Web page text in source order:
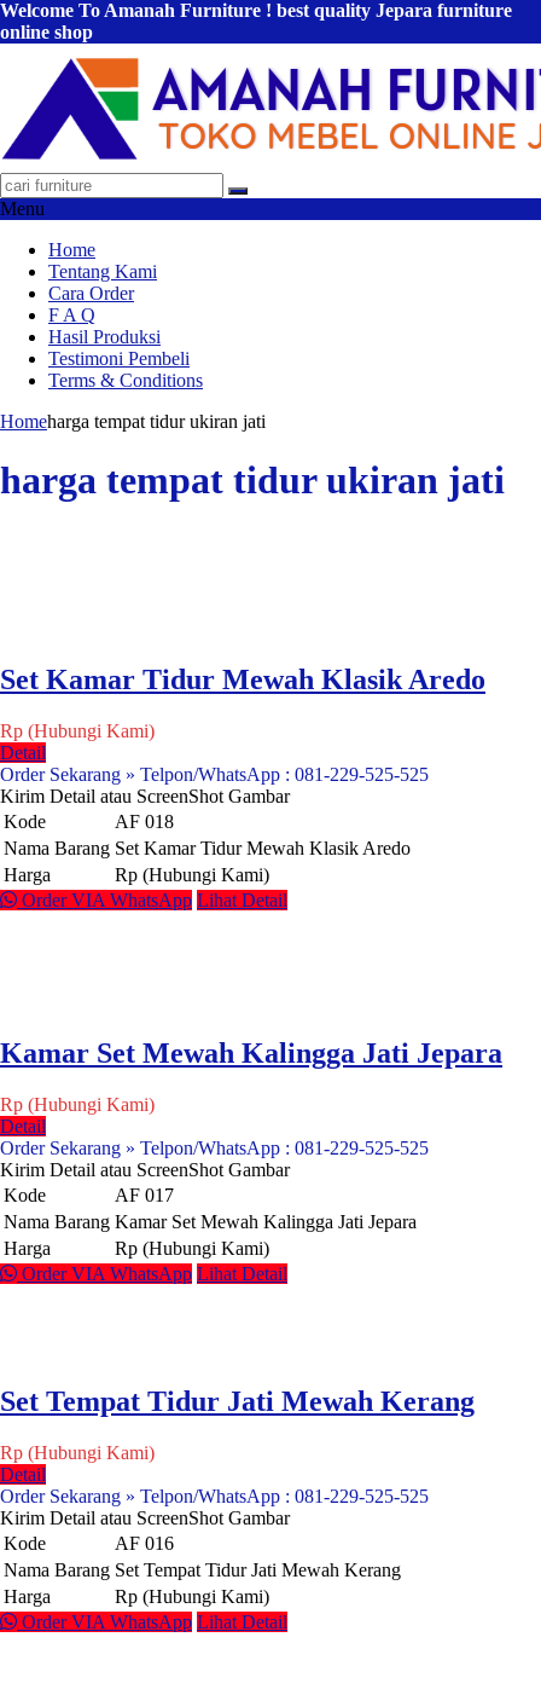
Welcome To Amanah Furniture ! best quality Jepara furniture
online shop
Menu
Home
Tentang Kami
Cara Order
F A Q
Hasil Produksi
Testimoni Pembeli
Terms & Conditions
Homeharga tempat tidur ukiran jati
harga tempat tidur ukiran jati
Set Kamar Tidur Mewah Klasik Aredo
Rp (Hubungi Kami)
Detail
Order Sekarang » Telpon/WhatsApp : 081-229-525-525
Kirim Detail atau ScreenShot Gambar
Kode
AF 018
Nama Barang Set Kamar Tidur Mewah Klasik Aredo
Harga
Rp (Hubungi Kami)
Order VIA WhatsApp Lihat Detail
Kamar Set Mewah Kalingga Jati Jepara
Rp (Hubungi Kami)
Detail
Order Sekarang » Telpon/WhatsApp : 081-229-525-525
Kirim Detail atau ScreenShot Gambar
Kode
AF 017
Nama Barang Kamar Set Mewah Kalingga Jati Jepara
Harga
Rp (Hubungi Kami)
Order VIA WhatsApp Lihat Detail
Set Tempat Tidur Jati Mewah Kerang
Rp (Hubungi Kami)
Detail
Order Sekarang » Telpon/WhatsApp : 081-229-525-525
Kirim Detail atau ScreenShot Gambar
Kode
AF 016
Nama Barang Set Tempat Tidur Jati Mewah Kerang
Harga
Rp (Hubungi Kami)
Order VIA WhatsApp Lihat Detail